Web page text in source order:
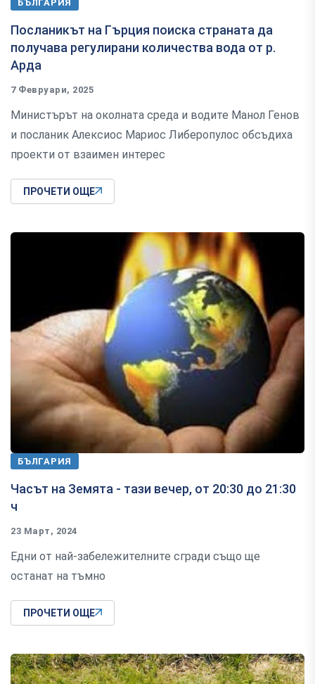
БЪЛГАРИЯ
Посланикът на Гърция поиска страната да
получава регулирани количества вода от р.
Арда
7 Февруари, 2025
Министърът на околната среда и водите Манол Генов
и посланик Алексиос Мариос Либеропулос обсъдиха
проекти от взаимен интерес
ПРОЧЕТИ ОЩЕ
БЪЛГАРИЯ
Часът на Земята - тази вечер, от 20:30 до 21:30
ч
23 Март, 2024
Едни от най-забележителните сгради също ще
останат на тъмно
ПРОЧЕТИ ОЩЕ